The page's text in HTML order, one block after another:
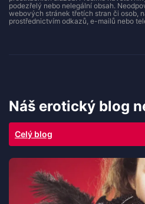
podezřelý nebo nelegální obsah.
webových stránek třetích stran či osob,
prostřednictvím odkazů, e-mailů nebo
Náš erotický blog
Celý blog